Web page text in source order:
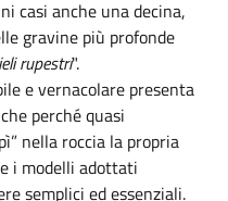
casi anche una decina,
gravine più profonde
rupestri".
e vernacolare presenta
perché quasi
nella roccia la propria
i modelli adottati
semplici ed essenziali.